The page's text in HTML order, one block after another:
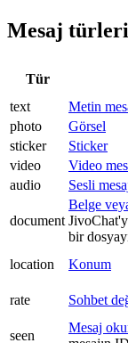
Mesaj türleri
Tür
text
Metin
photo
Görsel
sticker
Sticker
video
Video
audio
Sesli
document
Belge
bir
location Konum
rate
Sohbet
seen
Mesaj